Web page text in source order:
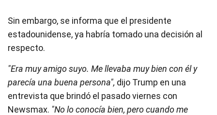
Sin embargo, se informa que el presidente
estadounidense, ya habría tomado una decisión al
respecto.
"Era muy amigo suyo. Me llevaba muy bien con él y
parecía una buena persona", dijo Trump en una
entrevista que brindó el pasado viernes con
Newsmax. "No lo conocía bien, pero cuando me